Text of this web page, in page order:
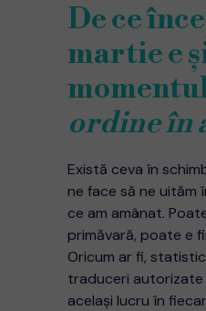
De ce
martie e
ordine în
Există ceva în
ne face să ne uităm
ce am amânat.
primăvară, poate e
Oricum ar fi,
traduceri autorizate
același lucru în